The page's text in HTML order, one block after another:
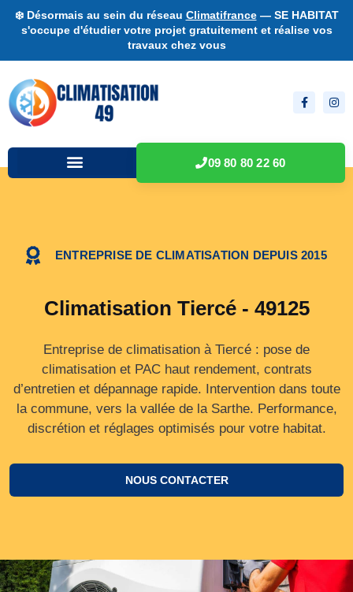
❄️ Désormais au sein du réseau Climatifrance— SE HABITAT
s'occupe d'étudier votre projet gratuitement et réalise vos
travaux chez vous
09 80 80 22 60
ENTREPRISE DE CLIMATISATION DEPUIS 2015
Climatisation Tiercé - 49125
Entreprise de climatisation à Tiercé : pose de
climatisation et PAC haut rendement, contrats
d’entretien et dépannage rapide. Intervention dans toute
la commune, vers la vallée de la Sarthe. Performance,
discrétion et réglages optimisés pour votre habitat.
NOUS CONTACTER